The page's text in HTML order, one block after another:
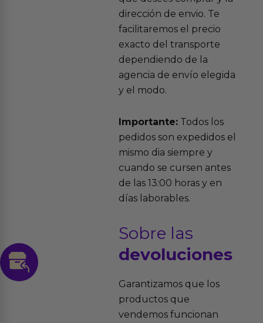
dirección de envio. Te
facilitaremos el precio
exacto del transporte
dependiendo de la
agencia de envío elegida
y el modo.
Importante:Todos los
pedidos son expedidos el
mismo dia siempre y
cuando se cursen antes
de las 13:00 horas y en
días laborables.
Sobre las
devoluciones
Garantizamos que los
productos que
vendemos funcionan